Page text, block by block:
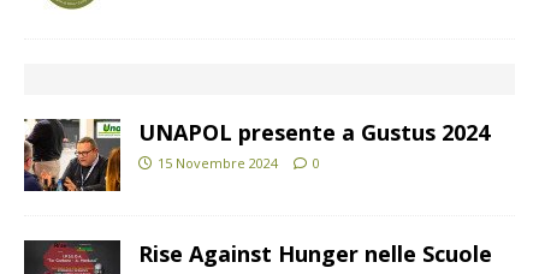
UNAPOL presente a Gustus 2024
15 Novembre 2024 0
Rise Against Hunger nelle Scuole